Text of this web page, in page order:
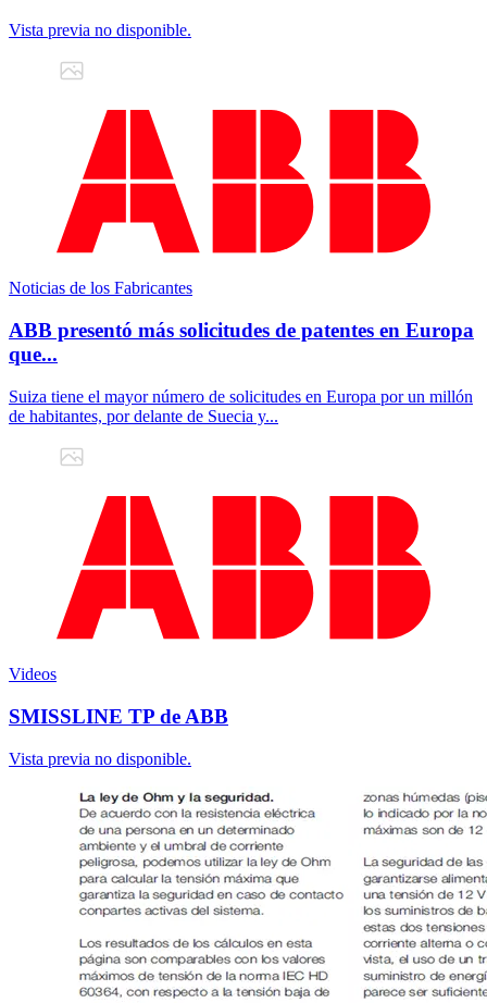
Vista previa no disponible.
Noticias de los Fabricantes
ABB presentó más solicitudes de patentes en Europa
que...
Suiza tiene el mayor número de solicitudes en Europa por un millón
de habitantes, por delante de Suecia y...
Videos
SMISSLINE TP de ABB
Vista previa no disponible.